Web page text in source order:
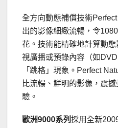
全方向動態補償技術
出的影像細緻流暢，令
花。技術能精確地計算動
視廣播或預錄內容（如
「跳格」現象。Perfect
比流暢、鮮明的影像，震
驗。
歐洲9000系列 採用全新